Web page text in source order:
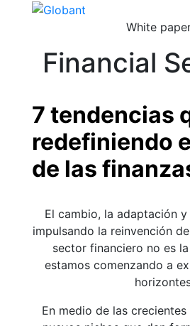
White
Financial
7 tendencias
redefiniendo
de las
El cambio, la adaptación
impulsando la reinvención
sector financiero no es
estamos comenzando a
En medio de las